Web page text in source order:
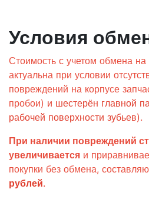
Условия
Стоимость с учетом обмена
актуальна при условии
повреждений на корпусе
пробои) и шестерён главной
рабочей поверхности зубьев).
При наличии повреждений
увеличивается и
покупки без обмена,
рублей.